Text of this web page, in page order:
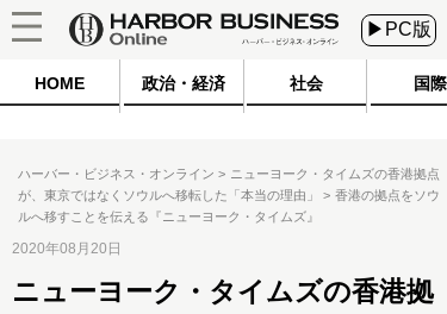
▶PC版
HOME 政治・経済 社会 国際
ハーバー・ビジネス・オンライン
ニューヨーク・タイムズの香港拠点
が、東京ではなくソウルへ移転した「本当の理由」
香港の拠点をソウ
ルへ移すことを伝える『ニューヨーク・タイムズ』
2020年08月20日
ニューヨーク・タイムズの香港拠